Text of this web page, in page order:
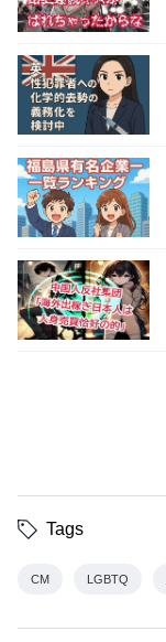
Tags
CM LGBTQ